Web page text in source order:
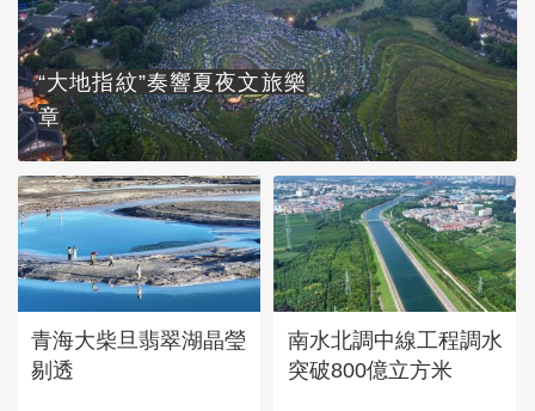
“大地指紋”奏響夏夜文旅樂
章
青海大柴旦翡翠湖晶瑩
剔透
南水北調中線工程調水
突破800億立方米